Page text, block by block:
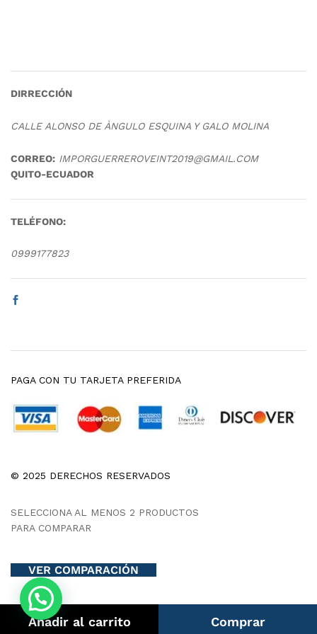
Añadir al carrito Comprar
DIRRECCIÓN
CALLE ALONSO DE ÀNGULO ESQUINA Y GALO MOLINA
CORREO: IMPORGUERREROVEINT2019@GMAIL.COM
QUITO-ECUADOR
TELÉFONO:
0999177823
© 2025 DERECHOS RESERVADOS
PAGA CON TU TARJETA PREFERIDA
SELECCIONA AL MENOS 2 PRODUCTOS
PARA COMPARAR
VER COMPARACIÓN